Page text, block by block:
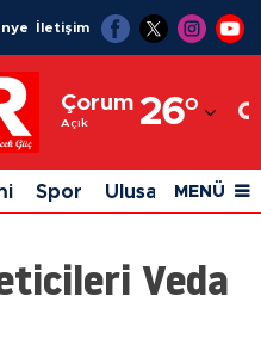
İletişim
Çorum
Açık 26°
Adıyaman
Afyonkarahisar
Ağrı
Amasya
Spor Ulusal Siyaset
MENÜ
Veda